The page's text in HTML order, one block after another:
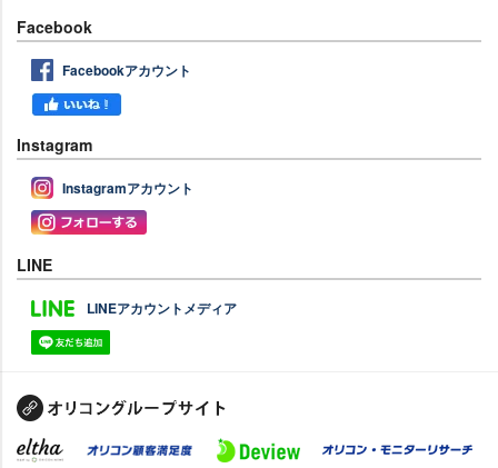
Facebook
Facebookアカウント
Instagram
Instagramアカウント
LINE
LINEアカウントメディア